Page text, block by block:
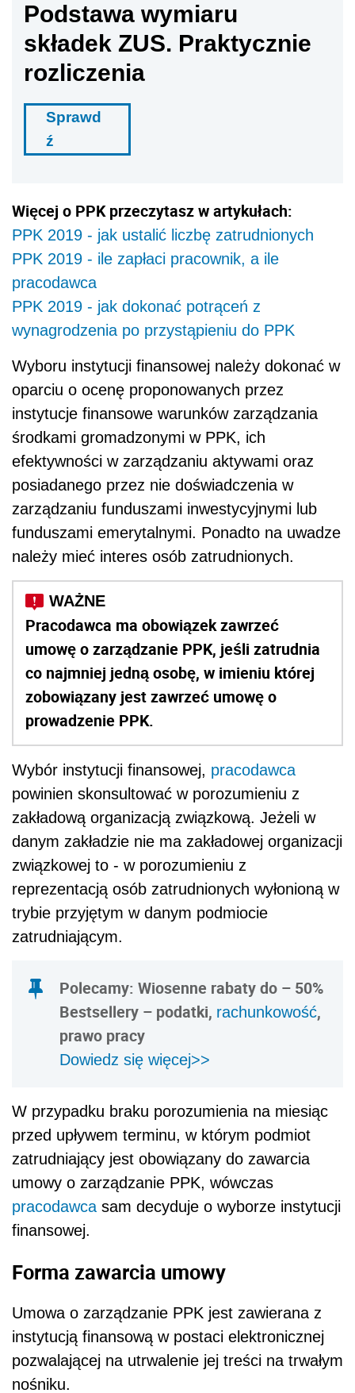
Podstawa wymiaru
składek ZUS. Praktycznie
rozliczenia
Sprawd
ź
Więcej o PPK przeczytasz w artykułach:
PPK 2019 - jak ustalić liczbę zatrudnionych
PPK 2019 - ile zapłaci pracownik, a ile
pracodawca
PPK 2019 - jak dokonać potrąceń z
wynagrodzenia po przystąpieniu do PPK
Wyboru instytucji finansowej należy dokonać w
oparciu o ocenę proponowanych przez
instytucje finansowe warunków zarządzania
środkami gromadzonymi w PPK, ich
efektywności w zarządzaniu aktywami oraz
posiadanego przez nie doświadczenia w
zarządzaniu funduszami inwestycyjnymi lub
funduszami emerytalnymi. Ponadto na uwadze
należy mieć interes osób zatrudnionych.
Pracodawca ma obowiązek zawrzeć
umowę o zarządzanie PPK, jeśli zatrudnia
co najmniej jedną osobę, w imieniu której
zobowiązany jest zawrzeć umowę o
prowadzenie PPK.
Wybór instytucji finansowej, pracodawca
powinien skonsultować w porozumieniu z
zakładową organizacją związkową. Jeżeli w
danym zakładzie nie ma zakładowej organizacji
związkowej to - w porozumieniu z
reprezentacją osób zatrudnionych wyłonioną w
trybie przyjętym w danym podmiocie
zatrudniającym.
Polecamy: Wiosenne rabaty do – 50%
Bestsellery – podatki, rachunkowość,
prawo pracy
Dowiedz się więcej>>
W przypadku braku porozumienia na miesiąc
przed upływem terminu, w którym podmiot
zatrudniający jest obowiązany do zawarcia
umowy o zarządzanie PPK, wówczas
pracodawca sam decyduje o wyborze instytucji
finansowej.
Forma zawarcia umowy
Umowa o zarządzanie PPK jest zawierana z
instytucją finansową w postaci elektronicznej
pozwalającej na utrwalenie jej treści na trwałym
nośniku.